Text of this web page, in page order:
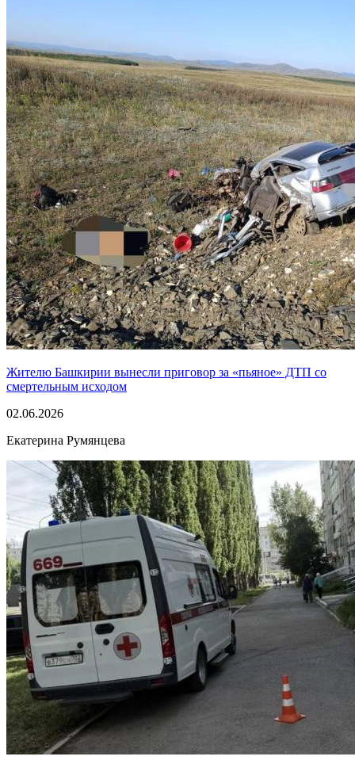
Жителю Башкирии вынесли приговор за «пьяное» ДТП со
смертельным исходом
02.06.2026
Екатерина Румянцева